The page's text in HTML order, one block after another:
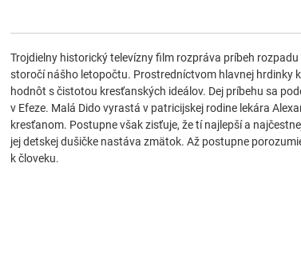
Trojdielny historický televízny film rozpráva príbeh
storočí nášho letopočtu. Prostredníctvom hlavnej hrdinky
hodnôt s čistotou kresťanských ideálov. Dej príbehu sa
v Efeze. Malá Dido vyrastá v patricijskej rodine lekára
kresťanom. Postupne však zisťuje, že tí najlepší a
jej detskej dušičke nastáva zmätok. Až postupne
k človeku.